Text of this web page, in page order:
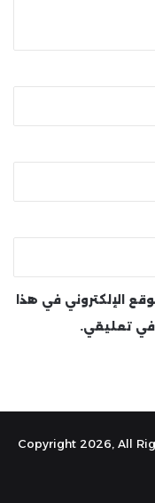
الإلكتروني في هذا
في تعليقي.